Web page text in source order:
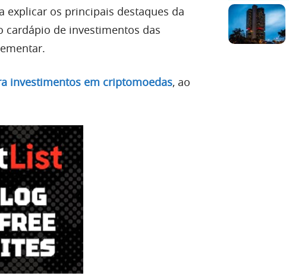
explicar os principais destaques da
cardápio de investimentos das
investimentos em criptomoedas, ao